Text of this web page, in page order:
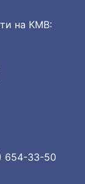
на КМВ:
654-33-50